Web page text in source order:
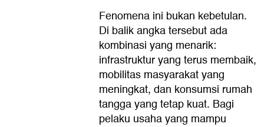
Fenomena ini bukan kebetulan.
Di balik angka tersebut ada
kombinasi yang menarik:
infrastruktur yang terus membaik,
mobilitas masyarakat yang
meningkat, dan konsumsi rumah
tangga yang tetap kuat. Bagi
pelaku usaha yang mampu